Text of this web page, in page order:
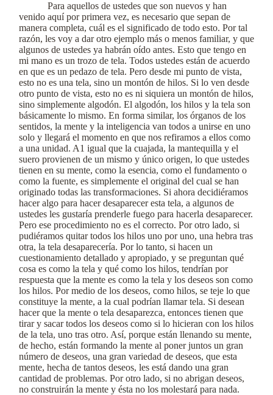
Para aquellos de ustedes que son nuevos y han
venido aquí por primera vez, es necesario que sepan de
manera completa, cuál es el significado de todo esto. Por tal
razón, les voy a dar otro ejemplo más o menos familiar, y que
algunos de ustedes ya habrán oído antes. Esto que tengo en
mi mano es un trozo de tela. Todos ustedes están de acuerdo
en que es un pedazo de tela. Pero desde mi punto de vista,
esto no es una tela, sino un montón de hilos. Si lo ven desde
otro punto de vista, esto no es ni siquiera un montón de hilos,
sino simplemente algodón. El algodón, los hilos y la tela son
básicamente lo mismo. En forma similar, los órganos de los
sentidos, la mente y la inteligencia van todos a unirse en uno
solo y llegará el momento en que nos refiramos a ellos como
a una unidad. A1 igual que la cuajada, la mantequilla y el
suero provienen de un mismo y único origen, lo que ustedes
tienen en su mente, como la esencia, como el fundamento o
como la fuente, es simplemente el original del cual se han
originado todas las transformaciones. Si ahora decidiéramos
hacer algo para hacer desaparecer esta tela, a algunos de
ustedes les gustaría prenderle fuego para hacerla desaparecer.
Pero ese procedimiento no es el correcto. Por otro lado, si
pudiéramos quitar todos los hilos uno por uno, una hebra tras
otra, la tela desaparecería. Por lo tanto, si hacen un
cuestionamiento detallado y apropiado, y se preguntan qué
cosa es como la tela y qué como los hilos, tendrían por
respuesta que la mente es como la tela y los deseos son como
los hilos. Por medio de los deseos, como hilos, se teje lo que
constituye la mente, a la cual podrían llamar tela. Si desean
hacer que la mente o tela desaparezca, entonces tienen que
tirar y sacar todos los deseos como si lo hicieran con los hilos
de la tela, uno tras otro. Así, porque están llenando su mente,
de hecho, están formando la mente al poner juntos un gran
número de deseos, una gran variedad de deseos, que esta
mente, hecha de tantos deseos, les está dando una gran
cantidad de problemas. Por otro lado, si no abrigan deseos,
no construirán la mente y ésta no los molestará para nada.